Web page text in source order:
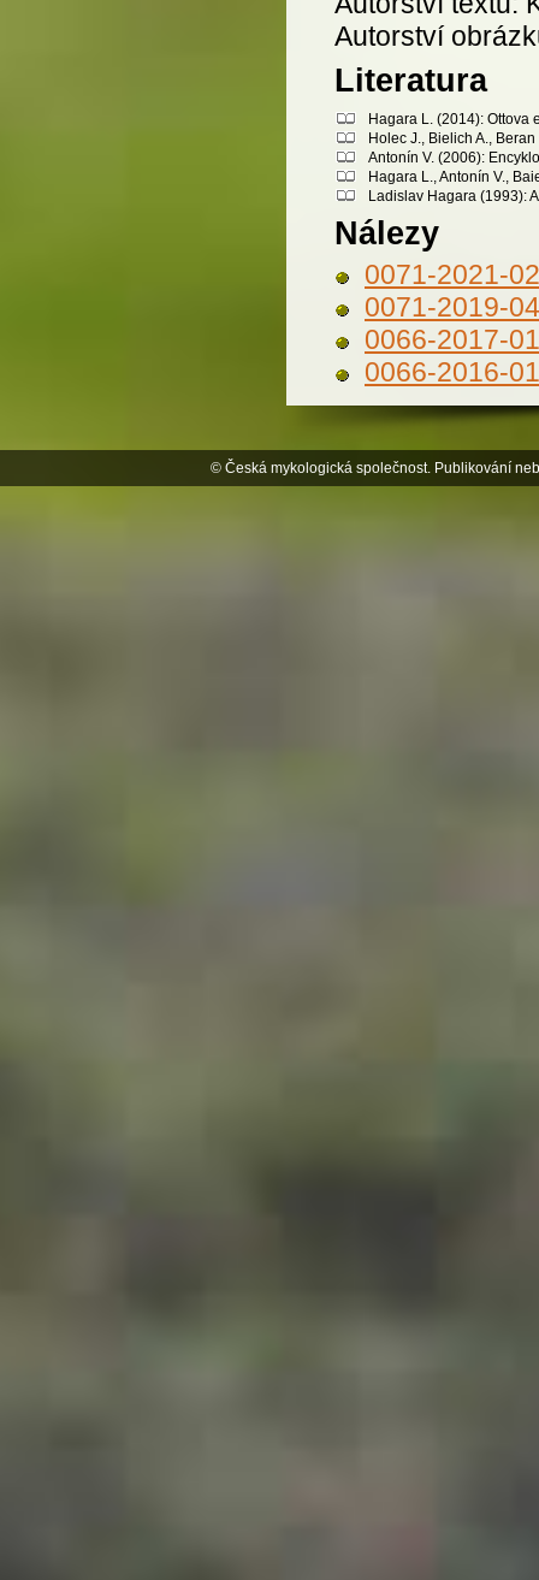
Autorství
Literatura
Hagara L. (2014): Ottova
Holec J., Bielich A.,
Antonín V. (2006):
Hagara L., Antonín V.,
Ladislav Hagara (1993):
Nálezy
0071-2021-
0071-2019-
0066-2017-
0066-2016-
© Česká mykologická společnost. Publikování